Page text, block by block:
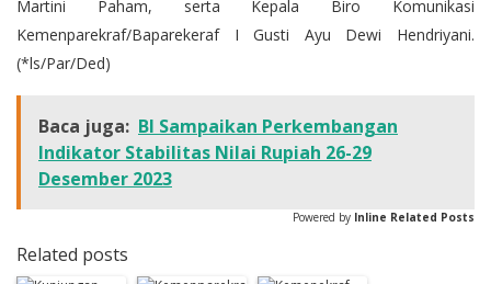
Martini Paham, serta Kepala Biro Komunikasi
Kemenparekraf/Baparekeraf I Gusti Ayu Dewi Hendriyani.
(*ls/Par/Ded)
Baca juga: BI Sampaikan Perkembangan
Indikator Stabilitas Nilai Rupiah 26-29
Desember 2023
Powered by Inline Related Posts
Related posts